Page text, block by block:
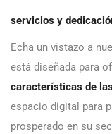
servicios y
Echa un vistazo a
está diseñada para
características de
espacio digital para
prosperado en su